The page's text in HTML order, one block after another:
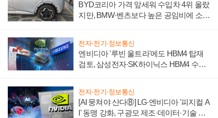
BYD코리아 가격 앞세워 수입차 4위 올랐
지만, BMW·벤츠보다 높은 공임비에 소비
전자·전기·정보통신
엔비디아 '루빈 울트라'에도 HBM4 탑재
검토, 삼성전자·SK하이닉스 HBM4 수율
전자·전기·정보통신
[AI 뭉쳐야 산다⑧] LG·엔비디아 '피지컬 A
I' 동맹 강화, 구광모 제조·데이터·기술 결